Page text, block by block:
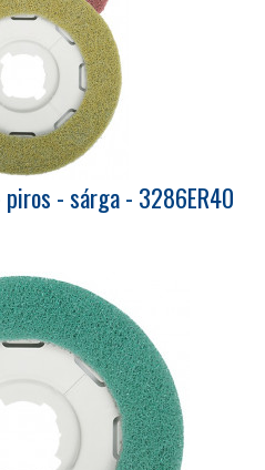
piros - sárga - 3286ER40